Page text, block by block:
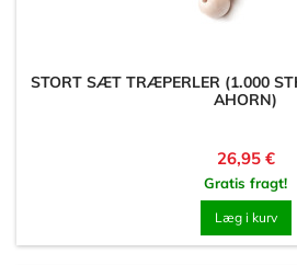
STORT SÆT TRÆPERLER (1.000
AHORN)
Pris
26,95 €
Gratis fragt!
Læg i kurv